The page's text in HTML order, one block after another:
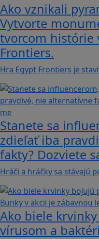
Ako vznikali
Vytvorte
tvorcom histórie
Frontiers.
Hra Egypt Frontiers je
Stanete sa
zdieľať iba
fakty? Dozviete
Hráči a hráčky sa stávajú
Ako biele
vírusom a